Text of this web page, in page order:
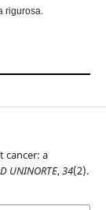
rigurosa.
cancer: a
UNINORTE,34(2).